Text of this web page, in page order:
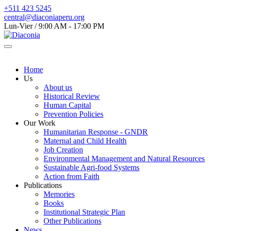
+511 423 5245
central@diaconiaperu.org
Lun-Vier / 9:00 AM - 17:00 PM
Home
Us
About us
Historical Review
Human Capital
Prevention Policies
Our Work
Humanitarian Response - GNDR
Maternal and Child Health
Job Creation
Environmental Management and Natural Resources
Sustainable Agri-food Systems
Action from Faith
Publications
Memories
Books
Institutional Strategic Plan
Other Publications